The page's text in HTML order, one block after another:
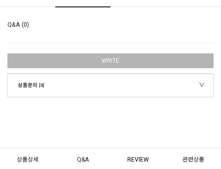
Q&A (0)
WRITE
상품문의 [0]
상품상세 Q&A REVIEW 관련상품